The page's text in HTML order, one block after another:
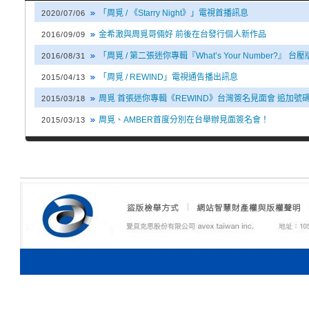
2020/07/06 「周覓 / 《Starry Night》」電視首播訊息
2016/09/09 金希澈與周覓哥倆好 前後在台發行個人新作品
2016/08/31 「周覓 / 第二張迷你專輯『What’s Your Number?』 台
2015/04/13 「周覓 / REWIND」電視通告播出訊息
2015/03/18 周覓 首張迷你專輯《REWIND》台灣簽名見面會 追加號
2015/03/13 周覓、AMBER首度分別在台舉辦見面簽名會！